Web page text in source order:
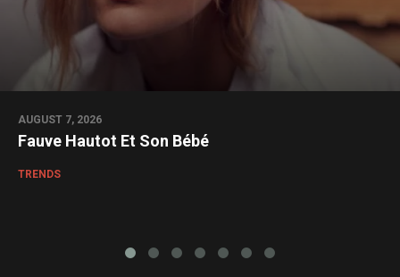
AUGUST 7, 2026
Fauve Hautot Et Son Bébé
TRENDS